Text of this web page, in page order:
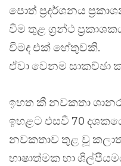
පොත් ප්‍රදර්ශනය
වීම තුළ ග්‍රන්ථ
වීමද එක් හේතුවකි.
ඒවා වෙනම සාකච්ඡා
ඉහත කී නවකතා
ඉහළට එසවී 70
නවකතාව තුළ වූ
භාෂාත්මක හා